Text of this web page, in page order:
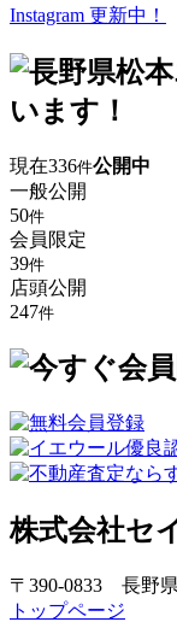
Instagram 更新中！
現在336件公開中
一般公開
50件
会員限定
39件
店頭公開
247件
株式会社セ
〒390-0833 長野
トップページ